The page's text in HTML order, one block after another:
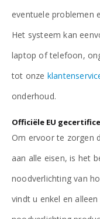
eventuele problemen
Het systeem kan
laptop of telefoon,
tot onze
onderhoud.
Officiële EU
Om ervoor te zorgen
aan alle eisen, is het
noodverlichting van
vindt u enkel en